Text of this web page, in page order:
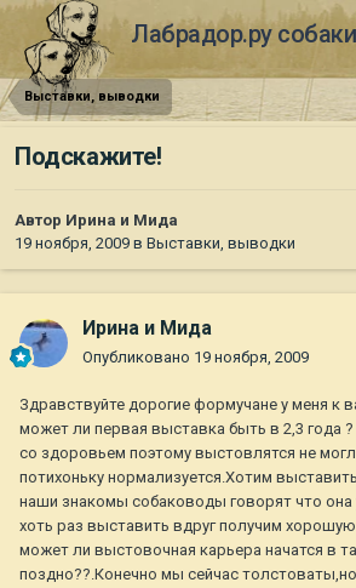
Лабрадор.ру
Выставки, выводки
Подскажите!
Автор Ирина и Мида
19 ноября, 2009 в Выставки, выводки
Ирина и Мида
Опубликовано 19 ноября, 2009
Здравствуйте дорогие формучане у меня к
может ли первая выставка быть в 2,3 года
со здоровьем поэтому выстовлятся не
потихоньку нормализуется.Хотим
наши знакомы собаководы говорят что она
хоть раз выставить вдруг получим
может ли выстовочная карьера начатся в
поздно??.Конечно мы сейчас